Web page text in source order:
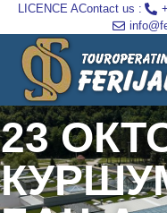
LICENCE AContact us :
23